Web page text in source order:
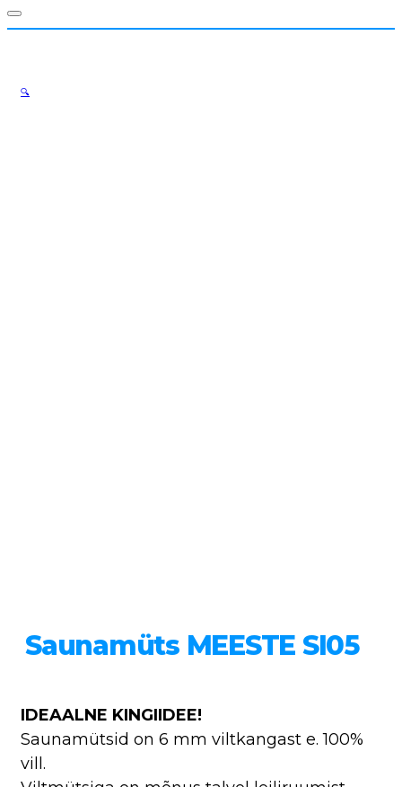
Saunamüts MEESTE SI05
IDEAALNE KINGIIDEE!
Saunamütsid on 6 mm viltkangast e. 100%
vill.
🔍